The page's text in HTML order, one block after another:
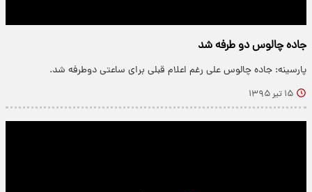
جاده چالوس دو طرفه شد
پارسینه: جاده چالوس علی رغم اعلام قبلی برای ساعتی دوطرفه شد.
۱۵ تیر ۱۳۹۵